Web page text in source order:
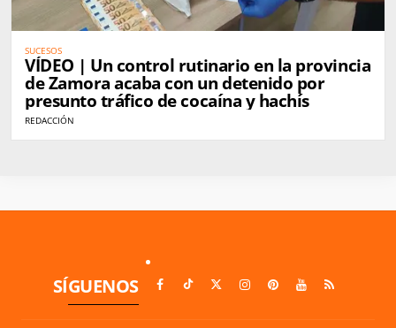
SUCESOS
VÍDEO | Un control rutinario en la provincia
de Zamora acaba con un detenido por
presunto tráfico de cocaína y hachís
REDACCIÓN
SÍGUENOS